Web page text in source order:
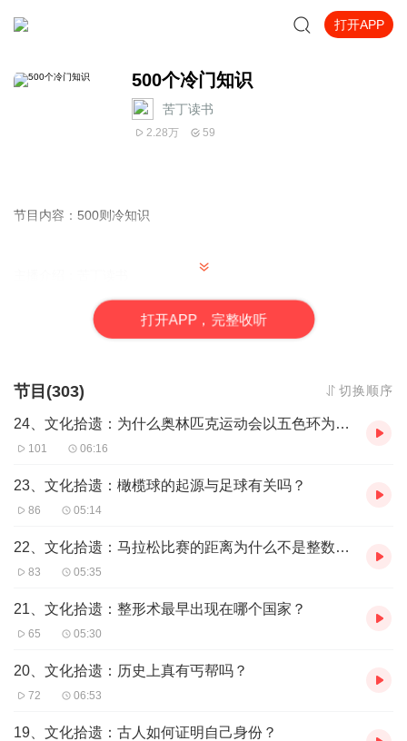
打开APP
500个冷门知识
苦丁读书
2.28万 59
节目内容：500则冷知识
适合人群：所有人群
你将收获：生活工作中显现很大优势。变很风趣幽默，告别冷场，
成为焦点，使人们喜欢你，信任你。
打开APP，完整收听
节目(303) 切换顺序
24、文化拾遗：为什么奥林匹克运动会以五色环为标志？
101 06:16
23、文化拾遗：橄榄球的起源与足球有关吗？
86 05:14
22、文化拾遗：马拉松比赛的距离为什么不是整数呢？
83 05:35
21、文化拾遗：整形术最早出现在哪个国家？
65 05:30
20、文化拾遗：历史上真有丐帮吗？
72 06:53
19、文化拾遗：古人如何证明自己身份？